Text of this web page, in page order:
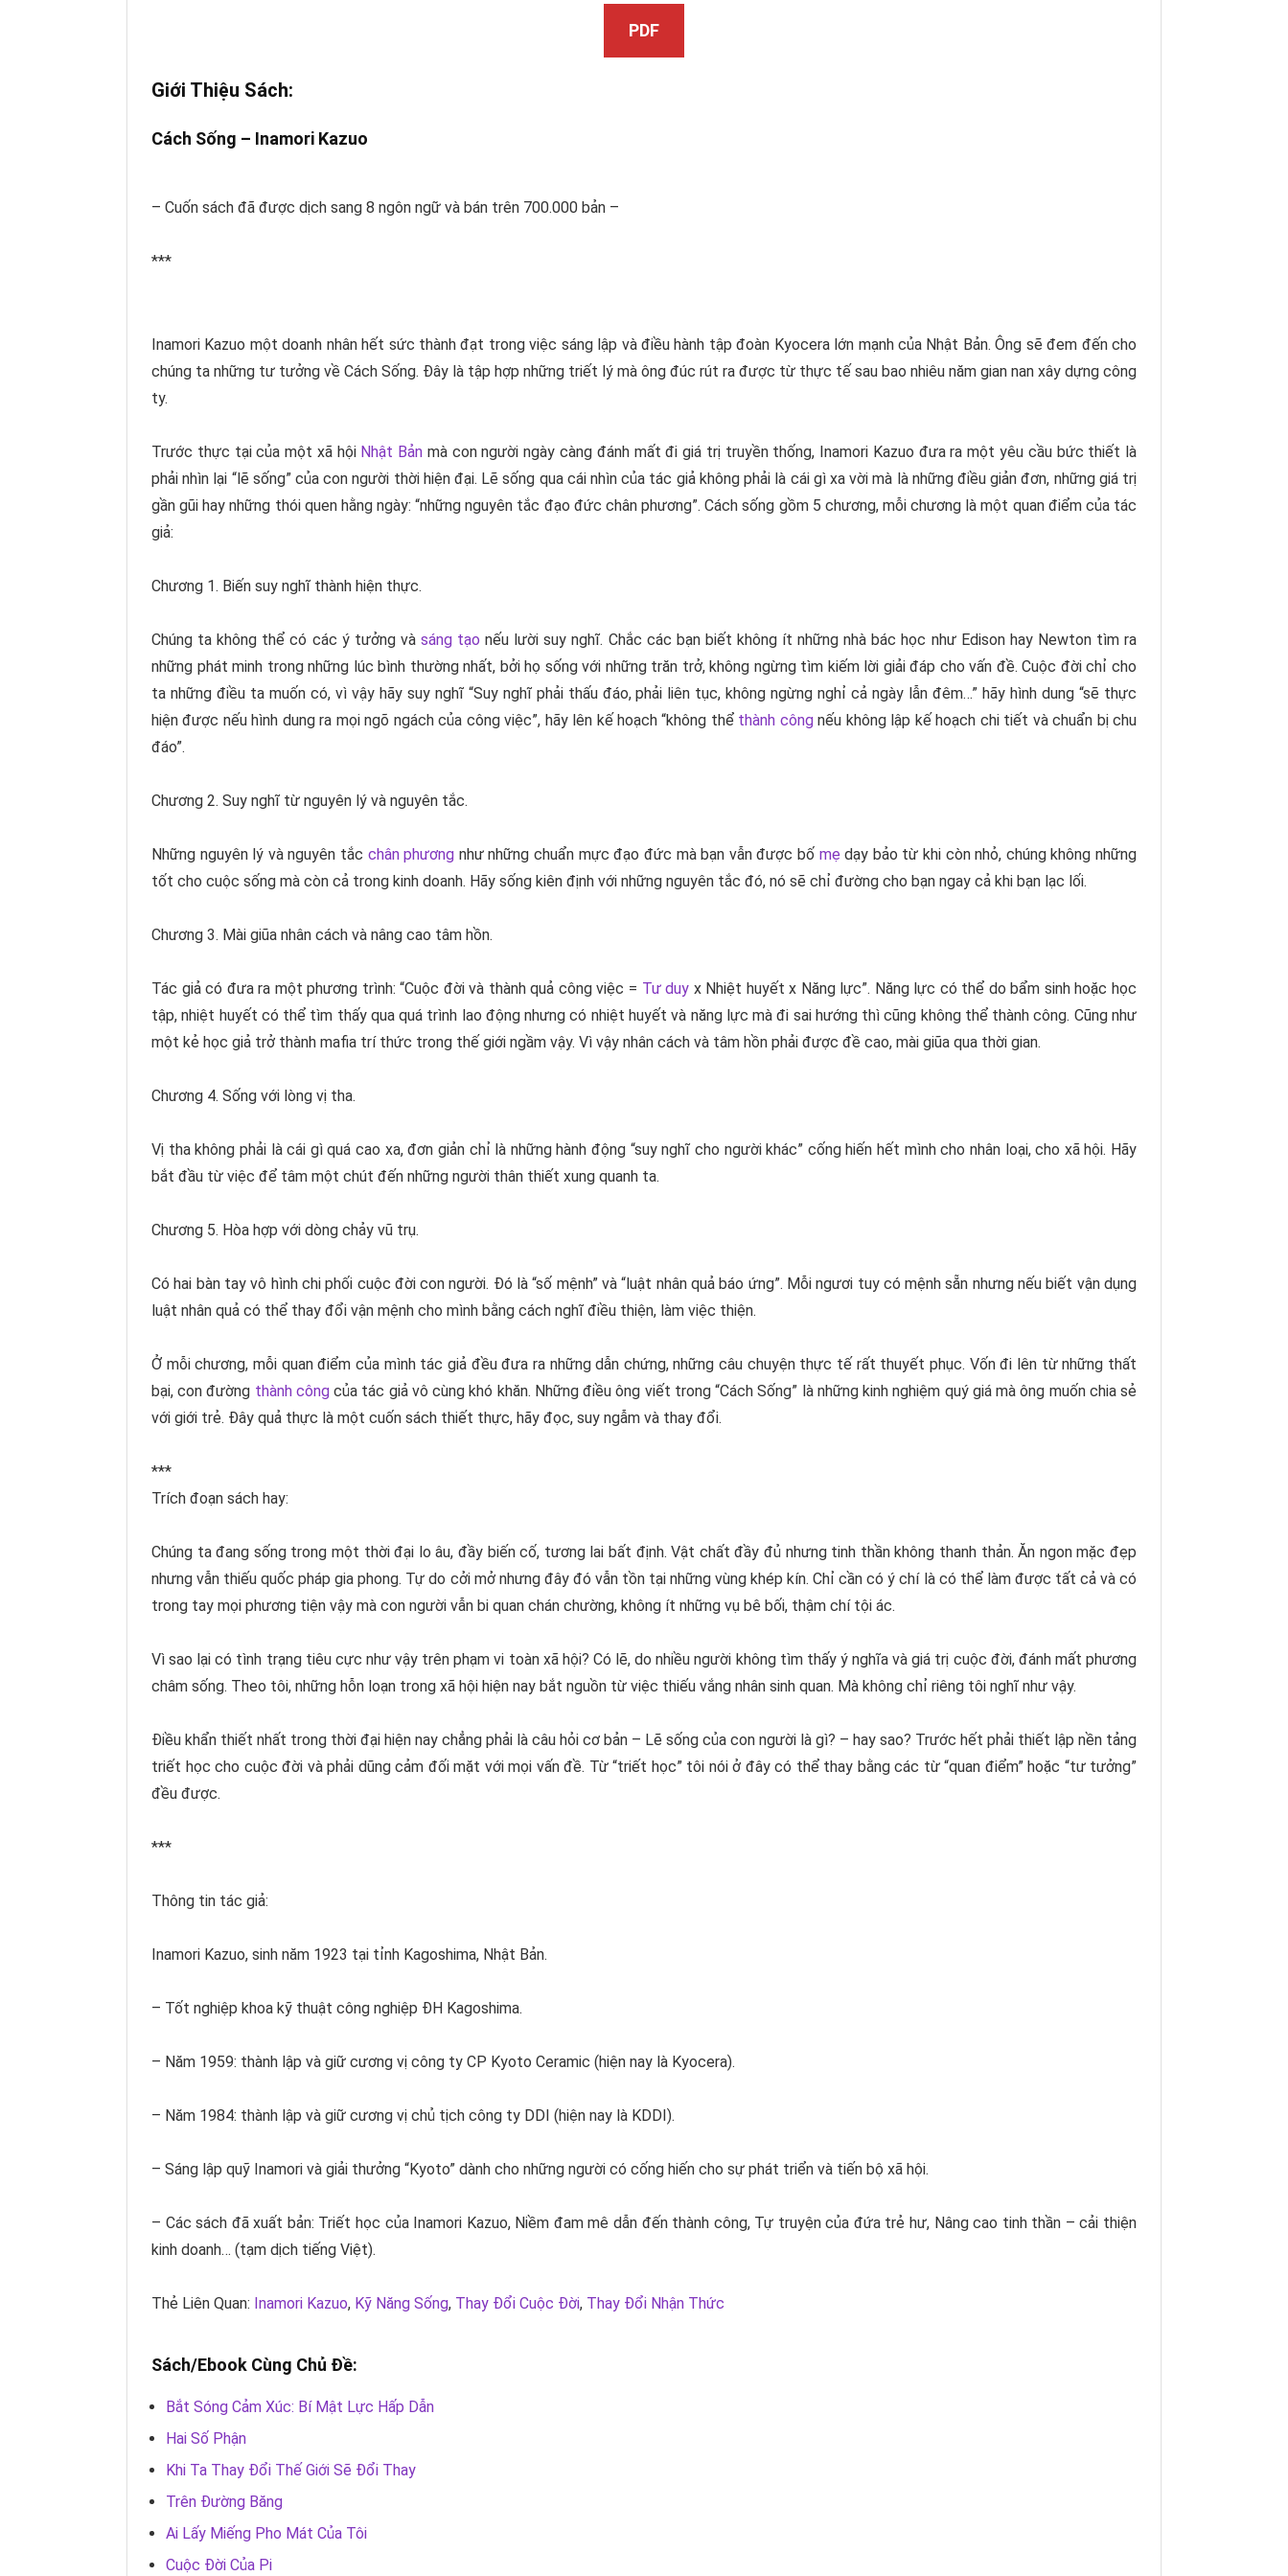
PDF
Giới Thiệu Sách:
Cách Sống – Inamori Kazuo
– Cuốn sách đã được dịch sang 8 ngôn ngữ và bán trên 700.000 bản –
***
Inamori Kazuo một doanh nhân hết sức thành đạt trong việc sáng lập và điều hành tập đoàn Kyocera lớn mạnh của Nhật Bản. Ông sẽ đem đến cho
chúng ta những tư tưởng về Cách Sống. Đây là tập hợp những triết lý mà ông đúc rút ra được từ thực tế sau bao nhiêu năm gian nan xây dựng công
ty.
Trước thực tại của một xã hội Nhật Bản mà con người ngày càng đánh mất đi giá trị truyền thống, Inamori Kazuo đưa ra một yêu cầu bức thiết là
phải nhìn lại “lẽ sống” của con người thời hiện đại. Lẽ sống qua cái nhìn của tác giả không phải là cái gì xa vời mà là những điều giản đơn, những giá trị
gần gũi hay những thói quen hằng ngày: “những nguyên tắc đạo đức chân phương”. Cách sống gồm 5 chương, mỗi chương là một quan điểm của tác
giả:
Chương 1. Biến suy nghĩ thành hiện thực.
Chúng ta không thể có các ý tưởng và sáng tạo nếu lười suy nghĩ. Chắc các bạn biết không ít những nhà bác học như Edison hay Newton tìm ra
những phát minh trong những lúc bình thường nhất, bởi họ sống với những trăn trở, không ngừng tìm kiếm lời giải đáp cho vấn đề. Cuộc đời chỉ cho
ta những điều ta muốn có, vì vậy hãy suy nghĩ “Suy nghĩ phải thấu đáo, phải liên tục, không ngừng nghỉ cả ngày lẫn đêm…” hãy hình dung “sẽ thực
hiện được nếu hình dung ra mọi ngõ ngách của công việc”, hãy lên kế hoạch “không thể thành côngnếu không lập kế hoạch chi tiết và chuẩn bị chu
đáo”.
Chương 2. Suy nghĩ từ nguyên lý và nguyên tắc.
Những nguyên lý và nguyên tắc chân phương như những chuẩn mực đạo đức mà bạn vẫn được bố mẹ dạy bảo từ khi còn nhỏ, chúng không những
tốt cho cuộc sống mà còn cả trong kinh doanh. Hãy sống kiên định với những nguyên tắc đó, nó sẽ chỉ đường cho bạn ngay cả khi bạn lạc lối.
Chương 3. Mài giũa nhân cách và nâng cao tâm hồn.
Tác giả có đưa ra một phương trình: “Cuộc đời và thành quả công việc = Tư duy x Nhiệt huyết x Năng lực”. Năng lực có thể do bẩm sinh hoặc học
tập, nhiệt huyết có thể tìm thấy qua quá trình lao động nhưng có nhiệt huyết và năng lực mà đi sai hướng thì cũng không thể thành công. Cũng như
một kẻ học giả trở thành mafia trí thức trong thế giới ngầm vậy. Vì vậy nhân cách và tâm hồn phải được đề cao, mài giũa qua thời gian.
Chương 4. Sống với lòng vị tha.
Vị tha không phải là cái gì quá cao xa, đơn giản chỉ là những hành động “suy nghĩ cho người khác” cống hiến hết mình cho nhân loại, cho xã hội. Hãy
bắt đầu từ việc để tâm một chút đến những người thân thiết xung quanh ta.
Chương 5. Hòa hợp với dòng chảy vũ trụ.
Có hai bàn tay vô hình chi phối cuộc đời con người. Đó là “số mệnh” và “luật nhân quả báo ứng”. Mỗi ngươi tuy có mệnh sẵn nhưng nếu biết vận dụng
luật nhân quả có thể thay đổi vận mệnh cho mình bằng cách nghĩ điều thiện, làm việc thiện.
Ở mỗi chương, mỗi quan điểm của mình tác giả đều đưa ra những dẫn chứng, những câu chuyện thực tế rất thuyết phục. Vốn đi lên từ những thất
bại, con đường thành côngcủa tác giả vô cùng khó khăn. Những điều ông viết trong “Cách Sống” là những kinh nghiệm quý giá mà ông muốn chia sẻ
với giới trẻ. Đây quả thực là một cuốn sách thiết thực, hãy đọc, suy ngẫm và thay đổi.
***
Trích đoạn sách hay:
Chúng ta đang sống trong một thời đại lo âu, đầy biến cố, tương lai bất định. Vật chất đầy đủ nhưng tinh thần không thanh thản. Ăn ngon mặc đẹp
nhưng vẫn thiếu quốc pháp gia phong. Tự do cởi mở nhưng đây đó vẫn tồn tại những vùng khép kín. Chỉ cần có ý chí là có thể làm được tất cả và có
trong tay mọi phương tiện vậy mà con người vẫn bi quan chán chường, không ít những vụ bê bối, thậm chí tội ác.
Vì sao lại có tình trạng tiêu cực như vậy trên phạm vi toàn xã hội? Có lẽ, do nhiều người không tìm thấy ý nghĩa và giá trị cuộc đời, đánh mất phương
châm sống. Theo tôi, những hỗn loạn trong xã hội hiện nay bắt nguồn từ việc thiếu vắng nhân sinh quan. Mà không chỉ riêng tôi nghĩ như vậy.
Điều khẩn thiết nhất trong thời đại hiện nay chẳng phải là câu hỏi cơ bản – Lẽ sống của con người là gì? – hay sao? Trước hết phải thiết lập nền tảng
triết học cho cuộc đời và phải dũng cảm đối mặt với mọi vấn đề. Từ “triết học” tôi nói ở đây có thể thay bằng các từ “quan điểm” hoặc “tư tưởng”
đều được.
***
Thông tin tác giả:
Inamori Kazuo, sinh năm 1923 tại tỉnh Kagoshima, Nhật Bản.
– Tốt nghiệp khoa kỹ thuật công nghiệp ĐH Kagoshima.
– Năm 1959: thành lập và giữ cương vị công ty CP Kyoto Ceramic (hiện nay là Kyocera).
– Năm 1984: thành lập và giữ cương vị chủ tịch công ty DDI (hiện nay là KDDI).
– Sáng lập quỹ Inamori và giải thưởng “Kyoto” dành cho những người có cống hiến cho sự phát triển và tiến bộ xã hội.
– Các sách đã xuất bản: Triết học củaInamori Kazuo, Niềm đam mê dẫn đến thành công, Tự truyện của đứa trẻ hư, Nâng cao tinh thần – cải thiện
kinh doanh… (tạm dịch tiếng Việt).
Thẻ Liên Quan: Inamori Kazuo, Kỹ Năng Sống, Thay Đổi Cuộc Đời, Thay Đổi Nhận Thức
Sách/Ebook Cùng Chủ Đề:
Bắt Sóng Cảm Xúc: Bí Mật Lực Hấp Dẫn
Hai Số Phận
Khi Ta Thay Đổi Thế Giới Sẽ Đổi Thay
Trên Đường Băng
Ai Lấy Miếng Pho Mát Của Tôi
Cuộc Đời Của Pi